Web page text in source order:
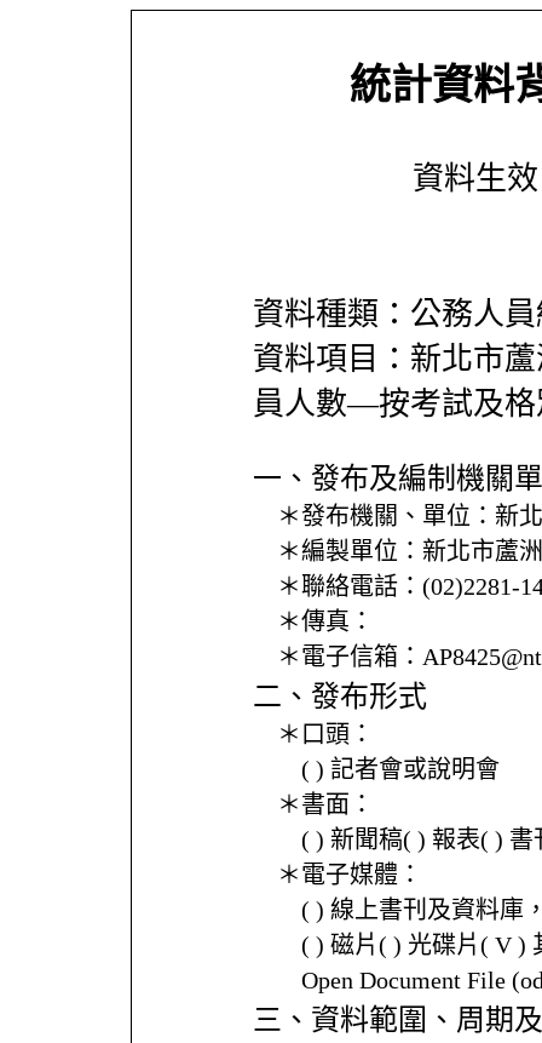
統計資料
資料生
資料種類：公務人
資料項目：新北市
員人數—按考試及格
一、發布及編制機關
＊發布機關、單位： 新
＊編製單位： 新北市蘆
＊聯絡電話： (02)2281-
＊傳真：
＊電子信箱：
二、發布形式
＊口頭：
( ) 記者會或說明會
＊書面：
( ) 新聞稿( ) 報表( ) 書
＊電子媒體：
( ) 線上書刊及資料庫
( ) 磁片( ) 光碟片( V )
Open Document File
三、資料範圍、周期